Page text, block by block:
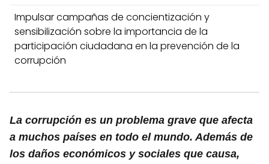
Impulsar campañas de concientización y
sensibilización sobre la importancia de la
participación ciudadana en la prevención de la
corrupción
La corrupción es un problema grave que afecta
a muchos países en todo el mundo. Además de
los daños económicos y sociales que causa,